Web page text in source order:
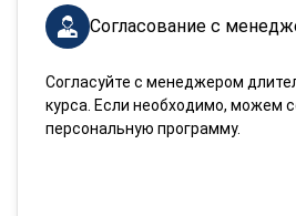
Согласование с
Согласуйте с менеджером
курса. Если необходимо, можем
персональную программу.